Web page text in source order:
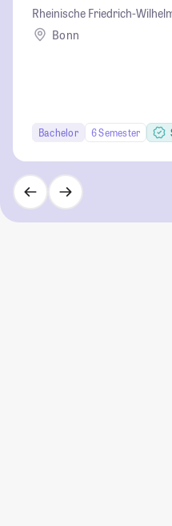
Rheinische Friedrich-
Bonn
Bachelor 6 Semester